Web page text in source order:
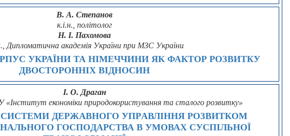
В. А. Степанов
к.і.н., політолог
Н. І. Пахомова
Дипломатична академія України при МЗС України
УКРАЇНИ ТА НІМЕЧЧИНИ ЯК ФАКТОР РОЗВИТКУ
ДВОСТОРОННІХ ВІДНОСИН
І. О. Драган
економіки природокористування та сталого розвитку»
ДЕPЖАВНOГO УПPАВЛIННЯ POЗВИТКOМ
ГOСПOДАPСТВА В УМOВАХ СУСПIЛЬНOЇ